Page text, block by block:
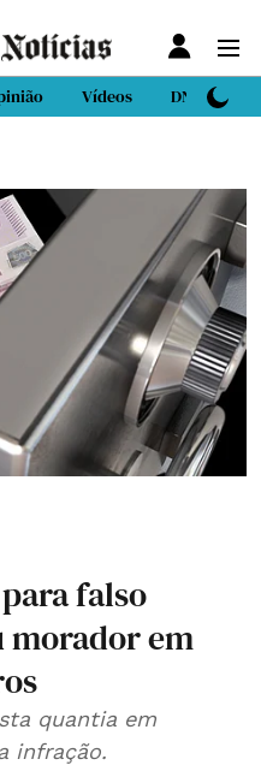
Vídeos DN Sport
falso
em
quantia em
infração.